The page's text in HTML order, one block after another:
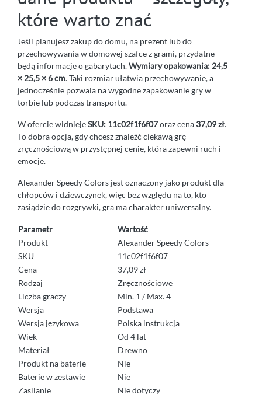
które warto znać
Jeśli planujesz zakup do domu, na prezent lub do
przechowywania w domowej szafce z grami, przydatne
będą informacje o gabarytach.Wymiary opakowania: 24,5
× 25,5 × 6 cm. Taki rozmiar ułatwia przechowywanie, a
jednocześnie pozwala na wygodne zapakowanie gry w
torbie lub podczas transportu.
W ofercie widniejeSKU: 11c02f1f6f07oraz cena37,09 zł.
To dobra opcja, gdy chcesz znaleźć ciekawą grę
zręcznościową w przystępnej cenie, która zapewni ruch i
emocje.
Alexander Speedy Colors jest oznaczony jako produkt dla
chłopców i dziewczynek, więc bez względu na to, kto
zasiądzie do rozgrywki, gra ma charakter uniwersalny.
Parametr
Wartość
Produkt
Alexander Speedy Colors
SKU
11c02f1f6f07
Cena
37,09 zł
Rodzaj
Zręcznościowe
Liczba graczy
Min. 1 / Max. 4
Wersja
Podstawa
Wersja językowa
Polska instrukcja
Wiek
Od 4 lat
Materiał
Drewno
Produkt na baterie
Nie
Baterie w zestawie
Nie
Zasilanie
Nie dotyczy